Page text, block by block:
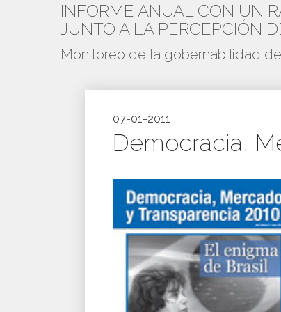
INFORME ANUAL CON UN
JUNTO A LA PERCEPCIÓN
Monitoreo de la gobernabilidad
07-01-2011
Democracia,